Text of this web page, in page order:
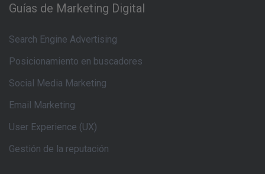
Guías de Marketing Digital
Search Engine Advertising
Posicionamiento en buscadores
Social Media Marketing
Email Marketing
User Experience (UX)
Gestión de la reputación